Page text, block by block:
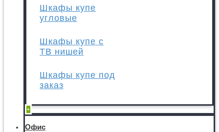
Шкафы купе
угловые
Шкафы купе с
ТВ нишей
Шкафы купе под
заказ
+
Офис